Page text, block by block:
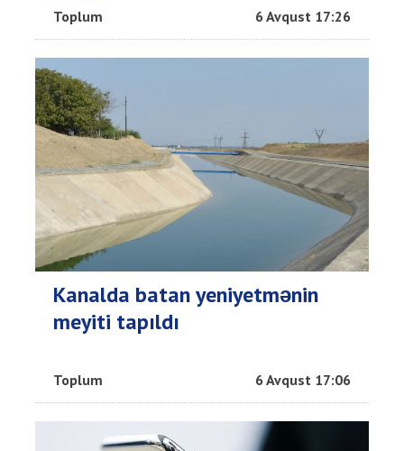
Toplum 6 Avqust 17:26
Kanalda batan yeniyetmənin
meyiti tapıldı
Toplum 6 Avqust 17:06